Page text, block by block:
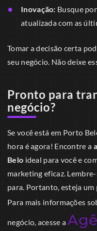
Inovação: Busque
atualizada com as
Tomar a decisão certa
seu negócio. Não deixe
Pronto para
negócio?
Se você está em Porto
hora é agora! Encontre a
Belo ideal para você e
marketing eficaz.
para. Portanto, esteja um
Para mais informações
negócio, acesse a